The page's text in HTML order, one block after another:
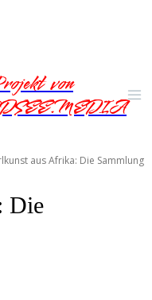
von
aus Afrika: Die Sammlung
Die